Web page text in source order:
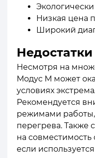
Низкая цена
Широкий
Недостатки
Несмотря на
Модус М может
условиях
Рекомендуется
режимами
перегрева. Также
на
если